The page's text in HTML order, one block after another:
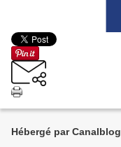
Hébergé par Canalblog